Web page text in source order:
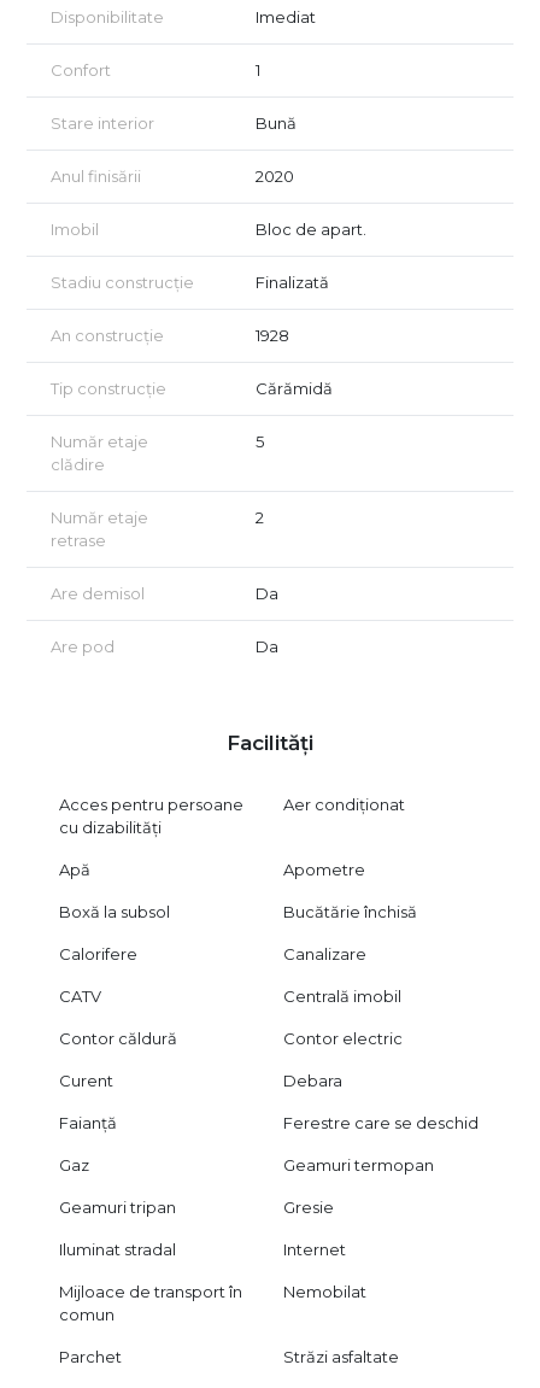
Disponibilitate Imediat
Confort 1
Stare interior Bună
Anul finisării 2020
Imobil Bloc de apart.
Stadiu construcție Finalizată
An construcție 1928
Tip construcție Cărămidă
Număr etaje
clădire
5
Număr etaje
retrase
2
Are demisol Da
Are pod Da
Facilități
Acces pentru persoane
cu dizabilități
Aer condiționat
Apă Apometre
Boxă la subsol Bucătărie închisă
Calorifere Canalizare
CATV Centrală imobil
Contor căldură Contor electric
Curent Debara
Faianță Ferestre care se deschid
Gaz Geamuri termopan
Geamuri tripan Gresie
Iluminat stradal Internet
Mijloace de transport în
comun
Nemobilat
Parchet Străzi asfaltate